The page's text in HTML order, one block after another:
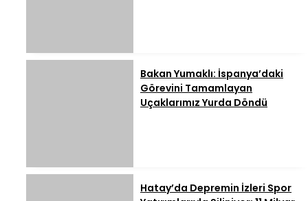
Bakan Yumaklı: İspanya’daki
Görevini Tamamlayan
Uçaklarımız Yurda Döndü
Hatay’da Depremin İzleri Spor